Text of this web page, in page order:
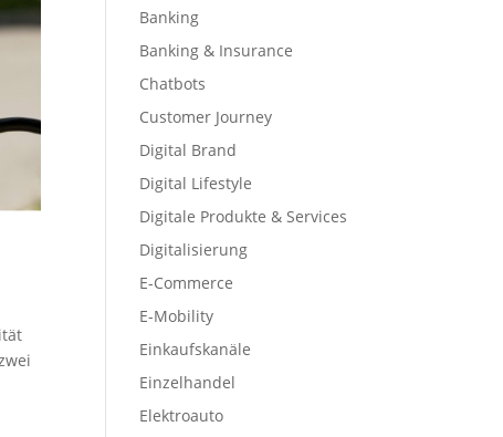
Banking
Banking & Insurance
Chatbots
Customer Journey
Digital Brand
Digital Lifestyle
Digitale Produkte & Services
Digitalisierung
E-Commerce
E-Mobility
Einkaufskanäle
Einzelhandel
Elektroauto